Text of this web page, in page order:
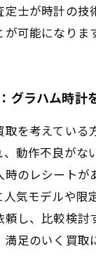
士が時計の
可能になります
グラハム時計
取を考えてい
、動作不良が
のレシート
人気モデルや
頼し、比較検
足のいく買取